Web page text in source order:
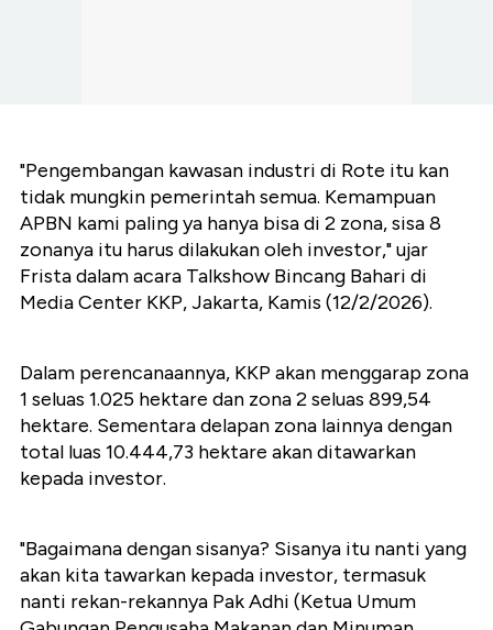
"Pengembangan kawasan industri di Rote itu kan
tidak mungkin pemerintah semua. Kemampuan
APBN kami paling ya hanya bisa di 2 zona, sisa 8
zonanya itu harus dilakukan oleh investor," ujar
Frista dalam acara Talkshow Bincang Bahari di
Media Center KKP, Jakarta, Kamis (12/2/2026).
Dalam perencanaannya, KKP akan menggarap zona
1 seluas 1.025 hektare dan zona 2 seluas 899,54
hektare. Sementara delapan zona lainnya dengan
total luas 10.444,73 hektare akan ditawarkan
kepada investor.
"Bagaimana dengan sisanya? Sisanya itu nanti yang
akan kita tawarkan kepada investor, termasuk
nanti rekan-rekannya Pak Adhi (Ketua Umum